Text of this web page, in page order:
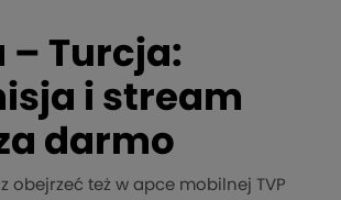
– Turcja:
i stream
darmo
obejrzeć też w apce mobilnej TVP